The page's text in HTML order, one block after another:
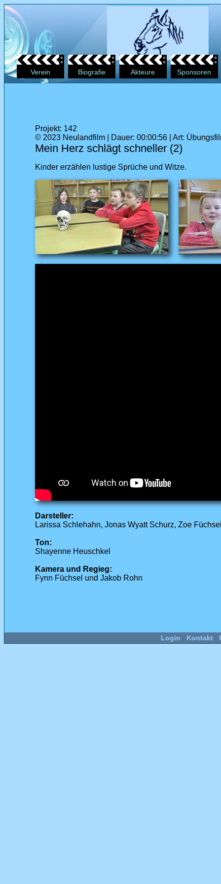
Verein Biografie Akteure Sponsoren
Projekt: 142
© 2023 Neulandfilm | Dauer: 00:00:56 | Art:
Mein Herz schlägt schneller (2)
Kinder erzählen lustige Sprüche und Witze.
Darsteller:
Larissa Schlehahn, Jonas Wyatt Schurz, Zoe
Ton:
Shayenne Heuschkel
Kamera und Regieg:
Fynn Füchsel und Jakob Rohn
Login Kontakt